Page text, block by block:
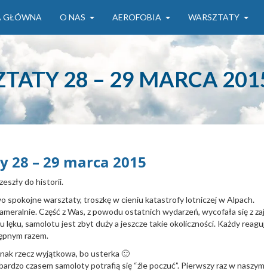
GŁÓWNA O NAS AEROFOBIA WARSZTATY
28 – 29 MARCA
28 – 29 marca 2015
do historii.
spokojne warsztaty, troszkę w cieniu katastrofy lotniczej w Alpach.
Część z Was, z powodu ostatnich wydarzeń, wycofała się z
lęku, samolotu jest zbyt duży a jeszcze takie okoliczności. Każdy
razem.
rzecz wyjątkowa, bo usterka 🙂
czasem samoloty potrafią się “źle poczuć”. Pierwszy raz w